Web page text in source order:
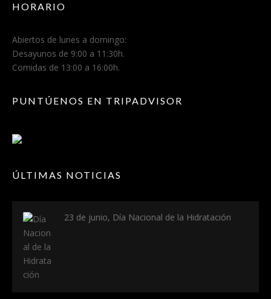
HORARIO
Abiertos de lunes a domingo:
Desayunos de 9:00 a 11:30h.
Comidas de 13:00 a 16:00h.
PUNTÚENOS EN TRIPADVISOR
ÚLTIMAS NOTICIAS
23 de junio, Día Nacional de la Hidratación